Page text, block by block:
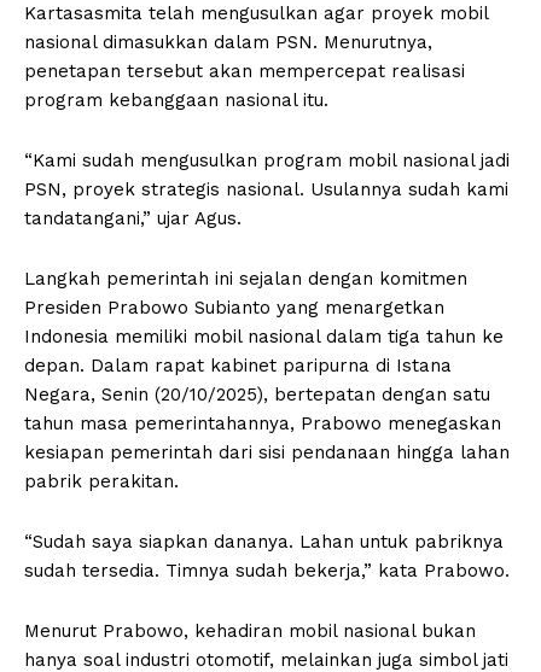
Kartasasmita telah mengusulkan agar proyek mobil
nasional dimasukkan dalam PSN. Menurutnya,
penetapan tersebut akan mempercepat realisasi
program kebanggaan nasional itu.
“Kami sudah mengusulkan program mobil nasional jadi
PSN, proyek strategis nasional. Usulannya sudah kami
tandatangani,” ujar Agus.
Langkah pemerintah ini sejalan dengan komitmen
Presiden Prabowo Subianto yang menargetkan
Indonesia memiliki mobil nasional dalam tiga tahun ke
depan. Dalam rapat kabinet paripurna di Istana
Negara, Senin (20/10/2025), bertepatan dengan satu
tahun masa pemerintahannya, Prabowo menegaskan
kesiapan pemerintah dari sisi pendanaan hingga lahan
pabrik perakitan.
“Sudah saya siapkan dananya. Lahan untuk pabriknya
sudah tersedia. Timnya sudah bekerja,” kata Prabowo.
Menurut Prabowo, kehadiran mobil nasional bukan
hanya soal industri otomotif, melainkan juga simbol jati